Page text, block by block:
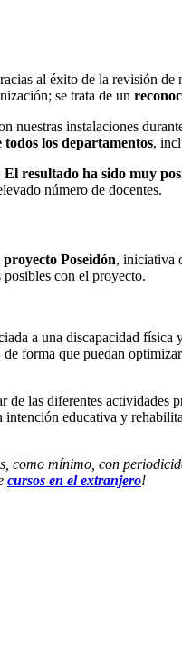
al éxito de la revisión de
se trata de un
nuestras instalaciones
los departamentos,
El resultado ha sido muy
número de docentes.
Poseidón, iniciativa
posibles con el proyecto.
a una discapacidad
forma que puedan
de las diferentes actividades
educativa y
como mínimo, con
cursos en el extranjero!